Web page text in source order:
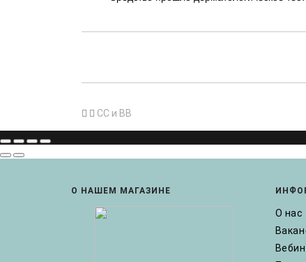
CC и BB
О НАШЕМ МАГАЗИНЕ
О нас